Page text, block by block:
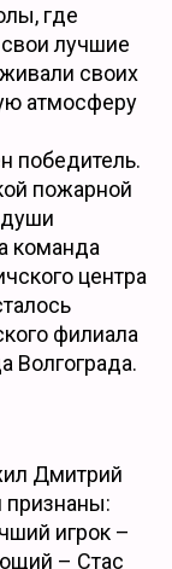
где
лучшие
своих
атмосферу
победитель.
пожарной
команда
центра
филиала
Волгограда.
Дмитрий
игрок –
– Стас